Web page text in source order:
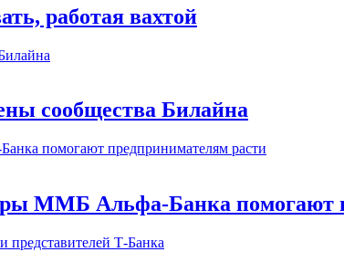
работая вахтой
сообщества Билайна
ММБ Альфа-Банка помогают